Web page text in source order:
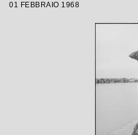
01 FEBBRAIO 1968